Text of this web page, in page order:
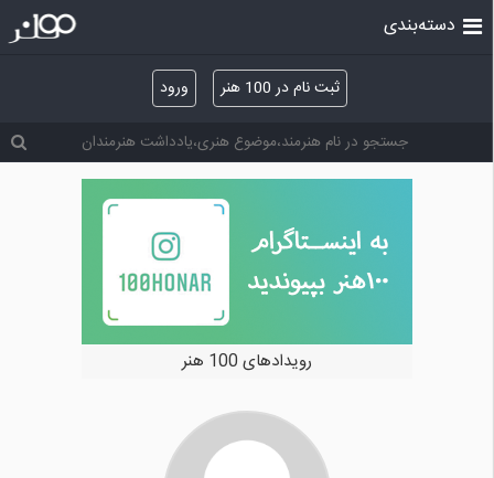
ثبت نام در 100 هنر ورود
دسته‌بندی
رویدادهای 100 هنر